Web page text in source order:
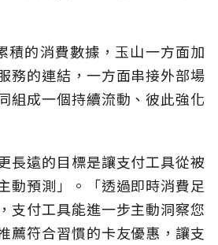
積的消費數據，玉山一方面加
務的連結，一方面串接外部場
組成一個持續流動、彼此強化
長遠的目標是讓支付工具從被
動預測」。「透過即時消費足
支付工具能進一步主動洞察您
薦符合習慣的卡友優惠，讓支